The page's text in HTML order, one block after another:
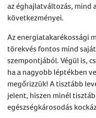
az éghajlatváltozás, mind
következményei.
Azenergiatakarékossági
törekvés fontos mind
szempontjából. Végül is,
ha a nagyobb léptékben
megőrizzük! A tisztább
jelent, hiszen minél
egészségkárosodás